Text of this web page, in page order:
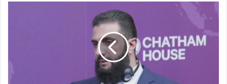
الشرع
يدعو
سوريا
إلى
البقاء